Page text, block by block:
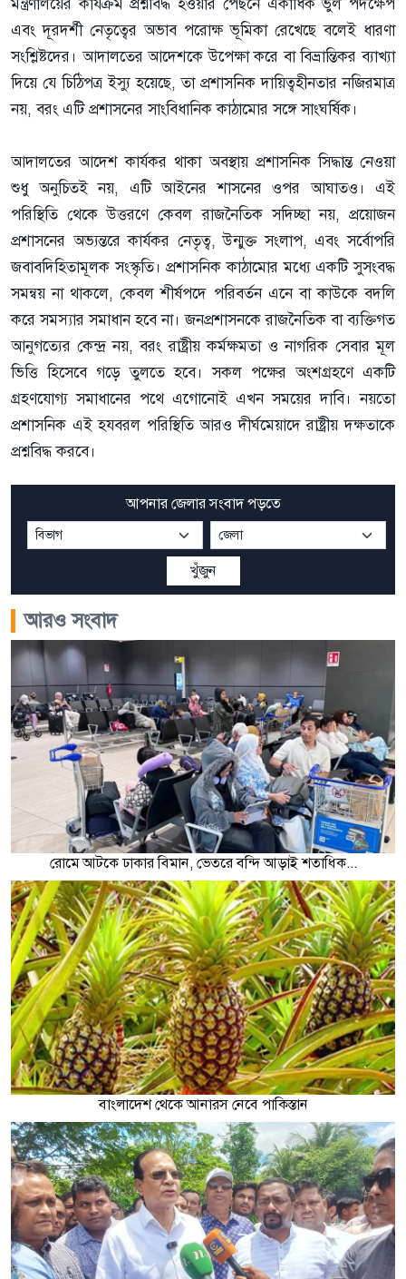
এবং দূরদর্শী নেতৃত্বের অভাব পরোক্ষ ভূমিকা রেখেছে বলেই ধারণা
সংশ্লিষ্টদের। আদালতের আদেশকে উপেক্ষা করে বা বিভ্রান্তিকর ব্যাখ্যা
দিয়ে যে চিঠিপত্র ইস্যু হয়েছে, তা প্রশাসনিক দায়িত্বহীনতার নজিরমাত্র
নয়, বরং এটি প্রশাসনের সাংবিধানিক কাঠামোর সঙ্গে সাংঘর্ষিক।
আদালতের আদেশ কার্যকর থাকা অবস্থায় প্রশাসনিক সিদ্ধান্ত নেওয়া
শুধু অনুচিতই নয়, এটি আইনের শাসনের ওপর আঘাতও। এই
পরিস্থিতি থেকে উত্তরণে কেবল রাজনৈতিক সদিচ্ছা নয়, প্রয়োজন
প্রশাসনের অভ্যন্তরে কার্যকর নেতৃত্ব, উন্মুক্ত সংলাপ, এবং সর্বোপরি
জবাবদিহিতামূলক সংস্কৃতি। প্রশাসনিক কাঠামোর মধ্যে একটি সুসংবদ্ধ
সমন্বয় না থাকলে, কেবল শীর্ষপদে পরিবর্তন এনে বা কাউকে বদলি
করে সমস্যার সমাধান হবে না। জনপ্রশাসনকে রাজনৈতিক বা ব্যক্তিগত
আনুগত্যের কেন্দ্র নয়, বরং রাষ্ট্রীয় কর্মক্ষমতা ও নাগরিক সেবার মূল
ভিত্তি হিসেবে গড়ে তুলতে হবে। সকল পক্ষের অংশগ্রহণে একটি
গ্রহণযোগ্য সমাধানের পথে এগোনোই এখন সময়ের দাবি। নয়তো
প্রশাসনিক এই হযবরল পরিস্থিতি আরও দীর্ঘমেয়াদে রাষ্ট্রীয় দক্ষতাকে
প্রশ্নবিদ্ধ করবে।
আপনার জেলার সংবাদ পড়তে
খুঁজুন
আরও সংবাদ
রোমে আটকে ঢাকার বিমান, ভেতরে বন্দি আড়াই শতাধিক...
বাংলাদেশ থেকে আনারস নেবে পাকিস্তান